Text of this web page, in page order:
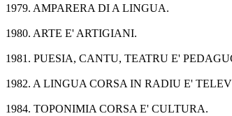
1979. AMPARERA DI A LINGUA.
1980. ARTE E' ARTIGIANI.
1981. PUESIA, CANTU, TEATRU E'
1982. A LINGUA CORSA IN RADIU E'
1984. TOPONIMIA CORSA E' CULTURA.